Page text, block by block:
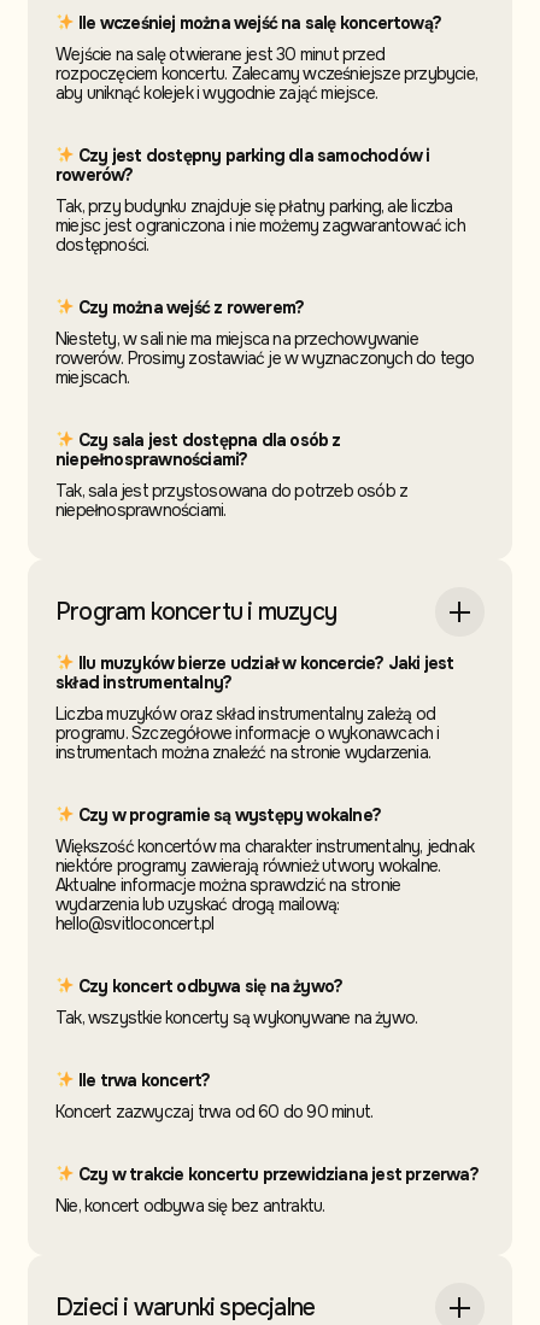
Ile wcześniej można wejść na salę koncertową?
Wejście na salę otwierane jest 30 minut przed
rozpoczęciem koncertu. Zalecamy wcześniejsze przybycie,
aby uniknąć kolejek i wygodnie zająć miejsce.
Czy jest dostępny parking dla samochodów i
rowerów?
Tak, przy budynku znajduje się płatny parking, ale liczba
miejsc jest ograniczona i nie możemy zagwarantować ich
dostępności.
Czy można wejść z rowerem?
Niestety, w sali nie ma miejsca na przechowywanie
rowerów. Prosimy zostawiać je w wyznaczonych do tego
miejscach.
Czy sala jest dostępna dla osób z
niepełnosprawnościami?
Tak, sala jest przystosowana do potrzeb osób z
niepełnosprawnościami.
Program koncertu i muzycy
Ilu muzyków bierze udział w koncercie? Jaki jest
skład instrumentalny?
Liczba muzyków oraz skład instrumentalny zależą od
programu. Szczegółowe informacje o wykonawcach i
instrumentach można znaleźć na stronie wydarzenia.
Czy w programie są występy wokalne?
Większość koncertów ma charakter instrumentalny, jednak
niektóre programy zawierają również utwory wokalne.
Aktualne informacje można sprawdzić na stronie
wydarzenia lub uzyskać drogą mailową:
hello@svitloconcert.pl
Czy koncert odbywa się na żywo?
Tak, wszystkie koncerty są wykonywane na żywo.
Ile trwa koncert?
Koncert zazwyczaj trwa od 60 do 90 minut.
Czy w trakcie koncertu przewidziana jest przerwa?
Nie, koncert odbywa się bez antraktu.
Dzieci i warunki specjalne